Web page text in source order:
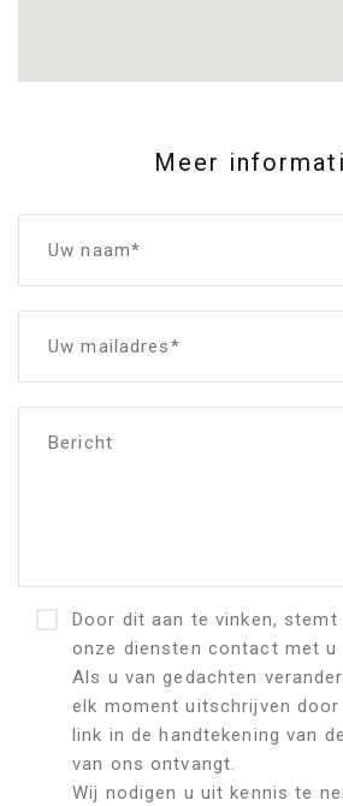
Meer
Uw naam*
Uw mailadres*
Bericht
Door dit aan te vinken, stemt
onze diensten contact met u
Als u van gedachten
elk moment uitschrijven
link in de handtekening van
van ons ontvangt.
Wij nodigen u uit kennis te